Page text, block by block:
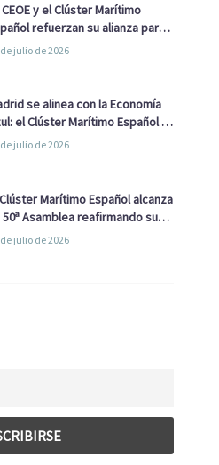
CEOE y el Clúster Marítimo
refuerzan su alianza para
una estrategia Nacional
julio de 2026
se alinea con la Economía
el Clúster Marítimo Español y
Liga Naval avanzan alianzas
julio de 2026
Marítimo Español alcanza
50ª Asamblea reafirmando su
en la Economía Azul
julio de 2026